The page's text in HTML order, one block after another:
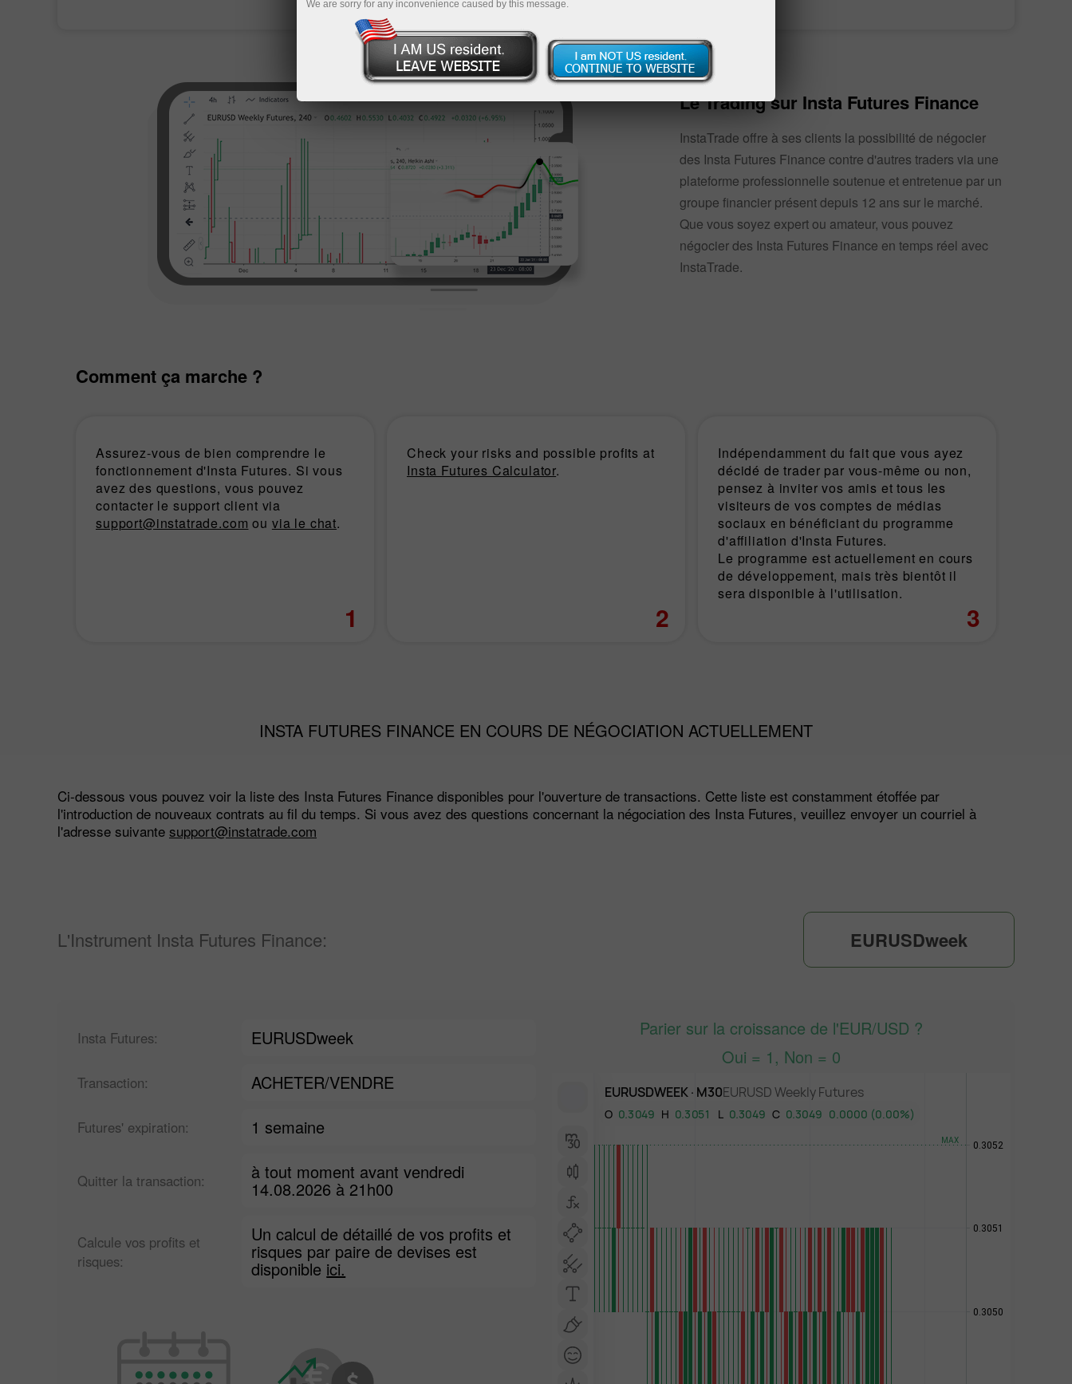
Le Trading sur Insta Futures Finance
InstaTrade offre à ses clients la possibilité de négocier
des Insta Futures Finance contre d'autres traders via une
plateforme professionnelle soutenue et entretenue par un
groupe financier présent depuis 12 ans sur le marché.
Que vous soyez expert ou amateur, vous pouvez
négocier des Insta Futures Finance en temps réel avec
InstaTrade.
Comment ça marche ?
Assurez-vous de bien comprendre le
fonctionnement d'Insta Futures. Si vous
avez des questions, vous pouvez
contacter le support client via
support@instatrade.com ou via le chat.
1
Check your risks and possible profits at
Insta Futures Calculator.
2
Indépendamment du fait que vous ayez
décidé de trader par vous-même ou non,
pensez à inviter vos amis et tous les
visiteurs de vos comptes de médias
sociaux en bénéficiant du programme
d'affiliation d'Insta Futures.
Le programme est actuellement en cours
de développement, mais très bientôt il
sera disponible à l'utilisation.
3
INSTA FUTURES FINANCE EN COURS DE NÉGOCIATION ACTUELLEMENT
Ci-dessous vous pouvez voir la liste des Insta Futures Finance disponibles pour l'ouverture de transactions. Cette liste est constamment étoffée par
l'introduction de nouveaux contrats au fil du temps. Si vous avez des questions concernant la négociation des Insta Futures, veuillez envoyer un courriel à
l'adresse suivante support@instatrade.com
L'Instrument Insta Futures Finance: EURUSDweek
Insta Futures: EURUSDweek
Transaction: ACHETER/VENDRE
Futures' expiration: 1 semaine
Quitter la transaction: à tout moment avant vendredi
14.08.2026 à 21h00
Calcule vos profits et
risques:
Un calcul de détaillé de vos profits et
risques par paire de devises est
disponible ici.
Parier sur la croissance de l'EUR/USD ?
Oui = 1, Non = 0
We are sorry for any inconvenience caused by this message.